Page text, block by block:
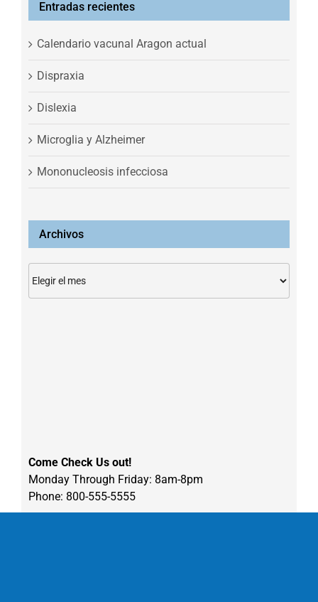
Entradas recientes
Calendario vacunal Aragon actual
Dispraxia
Dislexia
Microglia y Alzheimer
Mononucleosis infecciosa
Archivos
Come Check Us out!
Monday Through Friday: 8am-8pm
Phone: 800-555-5555